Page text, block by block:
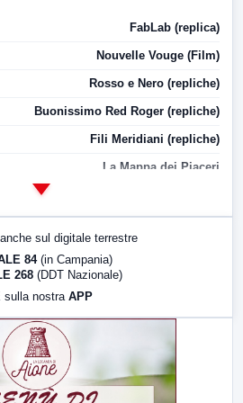
FabLab (replica)
Nouvelle Vouge (Film)
Rosso e Nero (repliche)
Buonissimo Red Roger (repliche)
Fili Meridiani (repliche)
La Mappa dei Piaceri
sul digitale terrestre
84 (in Campania)
268 (DDT Nazionale)
sulla nostra APP